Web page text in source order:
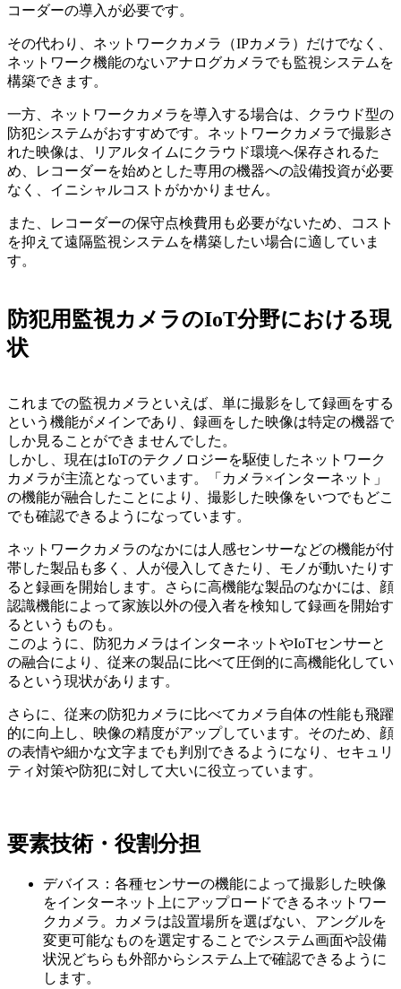
コーダーの導入が必要です。
その代わり、ネットワークカメラ（IPカメラ）だけでなく、
ネットワーク機能のないアナログカメラでも監視システムを
構築できます。
一方、ネットワークカメラを導入する場合は、クラウド型の
防犯システムがおすすめです。ネットワークカメラで撮影さ
れた映像は、リアルタイムにクラウド環境へ保存されるた
め、レコーダーを始めとした専用の機器への設備投資が必要
なく、イニシャルコストがかかりません。
また、レコーダーの保守点検費用も必要がないため、コスト
を抑えて遠隔監視システムを構築したい場合に適していま
す。
防犯用監視カメラのIoT分野における現
状
これまでの監視カメラといえば、単に撮影をして録画をする
という機能がメインであり、録画をした映像は特定の機器で
しか見ることができませんでした。
しかし、現在はIoTのテクノロジーを駆使したネットワーク
カメラが主流となっています。「カメラ×インターネット」
の機能が融合したことにより、撮影した映像をいつでもどこ
でも確認できるようになっています。
ネットワークカメラのなかには人感センサーなどの機能が付
帯した製品も多く、人が侵入してきたり、モノが動いたりす
ると録画を開始します。さらに高機能な製品のなかには、顔
認識機能によって家族以外の侵入者を検知して録画を開始す
るというものも。
このように、防犯カメラはインターネットやIoTセンサーと
の融合により、従来の製品に比べて圧倒的に高機能化してい
るという現状があります。
さらに、従来の防犯カメラに比べてカメラ自体の性能も飛躍
的に向上し、映像の精度がアップしています。そのため、顔
の表情や細かな文字までも判別できるようになり、セキュリ
ティ対策や防犯に対して大いに役立っています。
要素技術・役割分担
デバイス：各種センサーの機能によって撮影した映像
をインターネット上にアップロードできるネットワー
クカメラ。カメラは設置場所を選ばない、アングルを
変更可能なものを選定することでシステム画面や設備
状況どちらも外部からシステム上で確認できるように
します。